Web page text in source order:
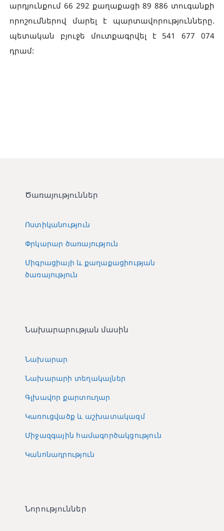
արդյունքում 66 292 քաղաքացի 89 886 տուգանքի
որոշումներով մարել է պարտավորությունները.
պետական բյուջե մուտքագրվել է 541 677 074
դրամ:
Ծառայություններ
Ոստիկանություն
Փրկարար ծառայություն
Միգրացիայի և քաղաքացիության
ծառայություն
Նախարարության մասին
Նախարար
Նախարարի տեղակալներ
Գլխավոր քարտուղար
Կառուցվածք և աշխատակազմ
Միջազգային համագործակցություն
Կանոնադրություն
Նորություններ